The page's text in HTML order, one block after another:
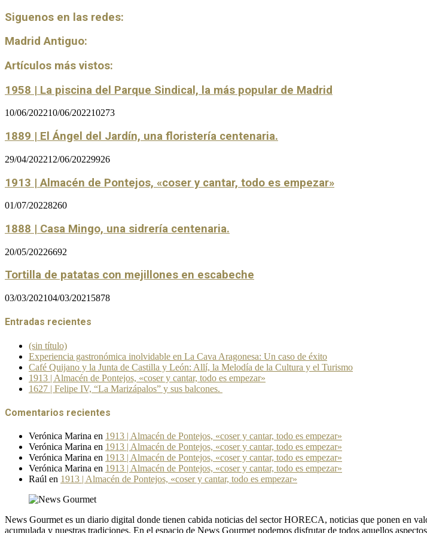
Siguenos en las redes:
Madrid Antiguo:
Artículos más vistos:
1958 | La piscina del Parque Sindical, la más popular de Madrid
10/06/202210/06/202210273
1889 | El Ángel del Jardín, una floristería centenaria.
29/04/202212/06/20229926
1913 | Almacén de Pontejos, «coser y cantar, todo es empezar»
01/07/20228260
1888 | Casa Mingo, una sidrería centenaria.
20/05/20226692
Tortilla de patatas con mejillones en escabeche
03/03/202104/03/2021 5878
Entradas recientes
(sin título)
Experiencia gastronómica inolvidable en La Cava Aragonesa: Un caso de éxito
Café Quijano y la Junta de Castilla y León: Allí, la Melodía de la Cultura y el Turismo
1913 | Almacén de Pontejos, «coser y cantar, todo es empezar»
1627 | Felipe IV, “La Marizápalos” y sus balcones.
Comentarios recientes
Verónica Marina en 1913 | Almacén de Pontejos, «coser y cantar, todo es empezar»
Verónica Marina en 1913 | Almacén de Pontejos, «coser y cantar, todo es empezar»
Verónica Marina en 1913 | Almacén de Pontejos, «coser y cantar, todo es empezar»
Verónica Marina en 1913 | Almacén de Pontejos, «coser y cantar, todo es empezar»
Raúl en 1913 | Almacén de Pontejos, «coser y cantar, todo es empezar»
News Gourmet es un diario digital donde tienen cabida noticias del sector HORECA, noticias que ponen en
acumulada y nuestras tradiciones. En el espacio de News Gourmet podemos disfrutar de todos aquellos